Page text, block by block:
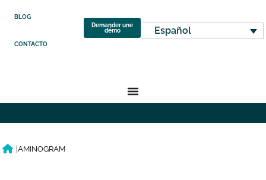
BLOG
CONTACTO
Demander une
démo
Español
|AMINOGRAM